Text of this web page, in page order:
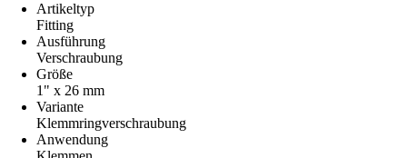
Artikeltyp
Fitting
Ausführung
Verschraubung
Größe
1" x 26 mm
Variante
Klemmringverschraubung
Anwendung